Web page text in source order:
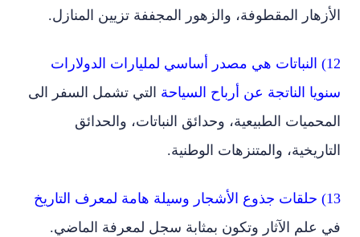
الأزهار المقطوفة، والزهور المجففة تزيين المنازل.
12) النباتات هي مصدر أساسي لمليارات الدولارات
سنويا الناتجة عن أرباح السياحةالتي تشمل السفر الى
المحميات الطبيعية، وحدائق النباتات، والحدائق
التاريخية، والمتنزهات الوطنية.
13) حلقات جذوع الأشجار وسيلة هامة لمعرف التاريخ
في علم الآثار وتكون بمثابة سجل لمعرفة الماضي.